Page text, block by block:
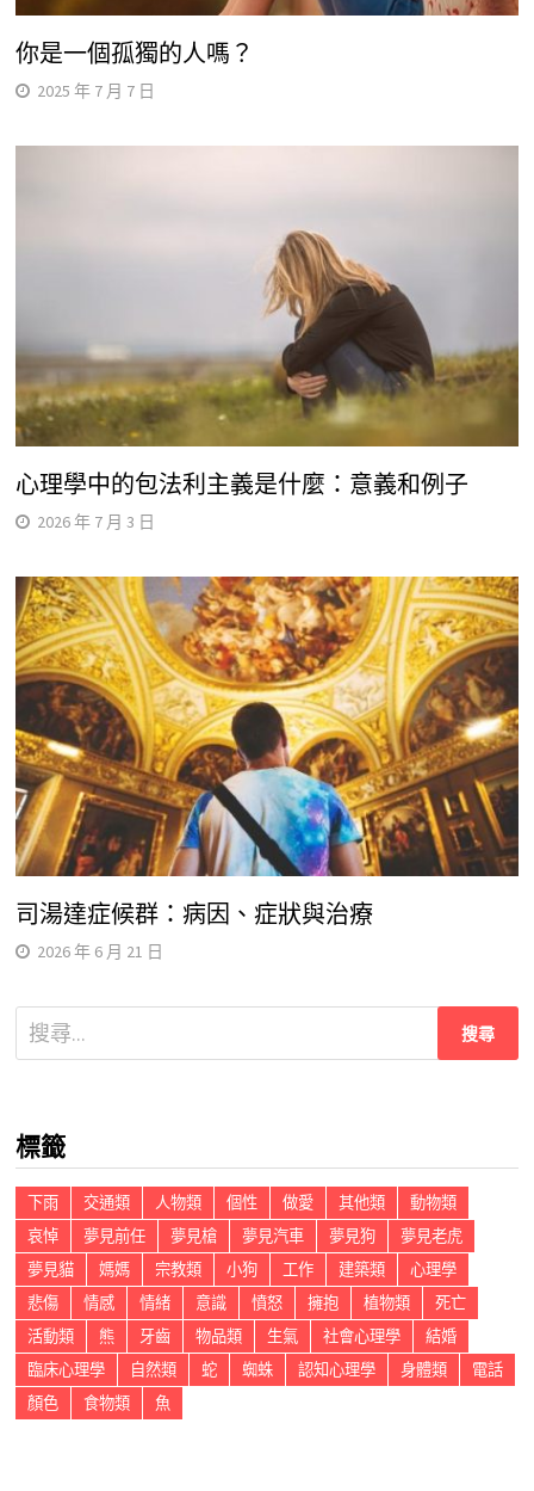
你是一個孤獨的人嗎？
2025 年 7 月 7 日
心理學中的包法利主義是什麼：意義和例子
2026 年 7 月 3 日
司湯達症候群：病因、症狀與治療
2026 年 6 月 21 日
搜
尋
字:
標籤
下雨 交通類 人物類 個性 做愛 其他類
動物類
哀悼
夢見前任 夢見槍 夢見汽車 夢見狗
夢見老虎
夢見貓
媽媽 宗教類 小狗 工作 建築類
心理學
悲傷
情感 情緒 意識 憤怒 擁抱 植物類
死亡
活動類
熊 牙齒 物品類 生氣 社會心理學
結婚
臨床心理學
自然類 蛇 蜘蛛 認知心理學 身體類
電話
顏色
食物類 魚